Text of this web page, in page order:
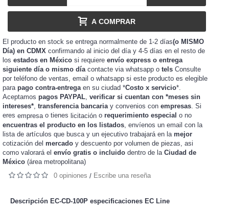
A COMPRAR
El producto en stock se entrega normalmente de 1-2 días(o MISMO
Día) en CDMX confirmando al inicio del día y 4-5 días en el resto de
los estados en México si requiere envío express o entrega
siguiente día o mismo díacontacte via whatsapp o tels Consulte
por teléfono de ventas, email o whatsapp si este producto es elegible
para pago contra-entregaen su ciudad *Costo x servicio*.
Aceptamos pagos PAYPAL, verificar si cuentan con *meses sin
intereses*, transferencia bancariay convenios con empresas. Si
eres empresa o tienes licitación o requerimiento especial o no
encuentras el producto en los listados , envíenos un email con la
lista de artículos que busca y un ejecutivo trabajará en la mejor
cotización del mercado y descuento por volumen de piezas, asi
como valorará el envío gratis o incluido dentro de la Ciudad de
México (área metropolitana)
0 opiniones / Escribe una reseña
Descripción EC-CD-100P especificaciones EC Line